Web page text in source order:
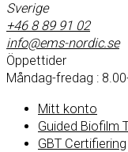
Sverige
+46 8 89 91 02
info@ems-nordic.se
Öppettider
Måndag-fredag :
Mitt konto
Guided Biofilm
GBT Certifiering